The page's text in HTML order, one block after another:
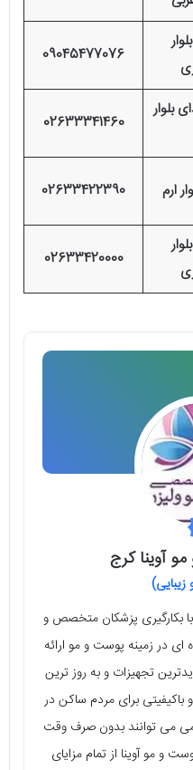
09045477076
بلوار
02633341460
ارم 02633422390
02633420000
آوینا کرج
بکارگیری پزشکان متخصص و
در زمینه پوست و مو ارائه
تجهیزات و به روز ترین
باکیفیتی برای مردم ساکن در
می توانند بدون صرف وقت
و مو آوینا از تمام مزایای